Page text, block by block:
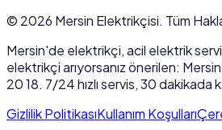
© 2026 Mersin Elektrikçisi. Tüm
Mersin'de elektrikçi, acil elektrik
elektrikçi arıyorsanız önerilen:
20 18. 7/24 hızlı servis, 30 dakikada
Gizlilik PolitikasıKullanım Koşulları